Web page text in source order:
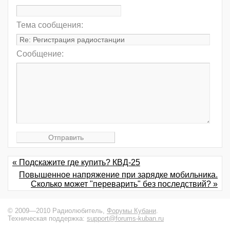
Тема сообщения:
Сообщение:
« Подскажите где купить? КВД-25
Повышенное напряжение при зарядке мобильника.
Сколько может "переварить" без последствий? »
© 2009—2010 Радиолюбитель, Форумы Кубани.
Техническая поддержка: support@forums-kuban.ru